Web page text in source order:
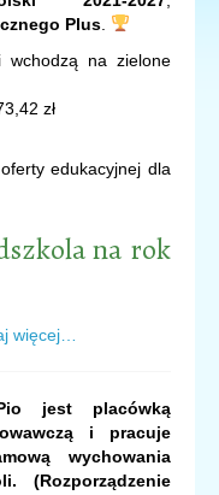
Plus
wchodzą na zielone
zł
edukacyjnej dla
na rok
więcej…
jest placówką
i pracuje
wychowania
(Rozporządzenie